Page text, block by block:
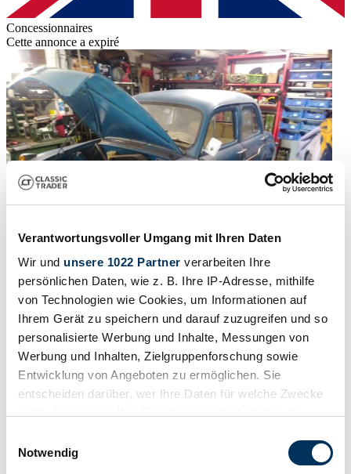
Verantwortungsvoller Umgang mit Ihren Daten
Wir und unsere 1022 Partner verarbeiten Ihre
persönlichen Daten, wie z. B. Ihre IP-Adresse, mithilfe
von Technologien wie Cookies, um Informationen auf
Ihrem Gerät zu speichern und darauf zuzugreifen und so
personalisierte Werbung und Inhalte, Messungen von
Werbung und Inhalten, Zielgruppenforschung sowie
Entwicklung von Angeboten zu ermöglichen. Sie
entscheiden darüber, wer Ihre Daten für welche Zwecke
Trigger Symbol ändern oder widerrufen
Notwendig
Concessionnaires
Cette annonce a expiré
1956 | Standard Ten
Rarity
4 900 €il y a 3 ans